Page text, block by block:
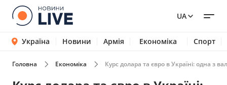
UA
Україна Новини Армія Економіка Спорт
Головна Економіка Курс долара та євро в Україні: одна з